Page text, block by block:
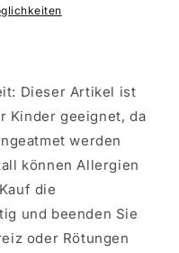
Dieser Artikel ist
Kinder geeignet, da
werden
können Allergien
die
und beenden Sie
oder Rötungen